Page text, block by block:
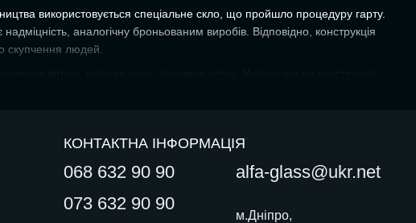
використовується спеціальне скло, що пройшло процедуру гарту.
аналогічну броньованим виробів. Відповідно, конструкція
скупчення людей.
КОНТАКТНА ІНФОРМАЦІЯ
068 632 90 90
073 632 90 90
alfa-glass@ukr.net
м.Дніпро,